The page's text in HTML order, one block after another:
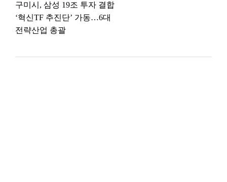
구미시, 삼성 19조 투자 결합
‘혁신TF 추진단’ 가동…6대
전략산업 총괄